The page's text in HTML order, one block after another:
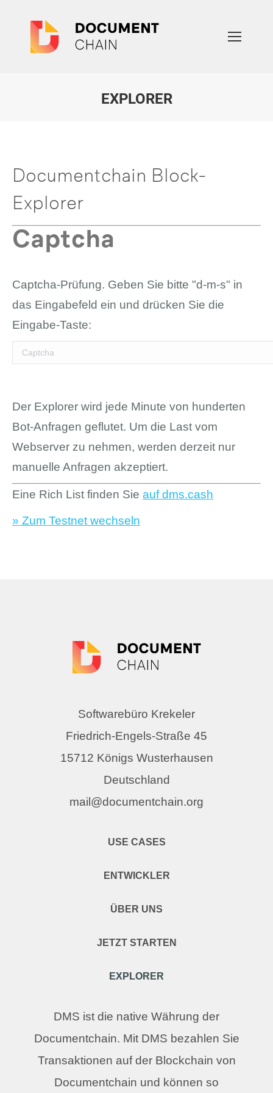
EXPLORER
Documentchain Block-
Explorer
Captcha
Captcha-Prüfung. Geben Sie bitte "d-m-s" in
das Eingabefeld ein und drücken Sie die
Eingabe-Taste:
Der Explorer wird jede Minute von hunderten
Bot-Anfragen geflutet. Um die Last vom
Webserver zu nehmen, werden derzeit nur
manuelle Anfragen akzeptiert.
Eine Rich List finden Sie auf dms.cash
» Zum Testnet wechseln
Softwarebüro Krekeler
Friedrich-Engels-Straße 45
15712 Königs Wusterhausen
Deutschland
mail@documentchain.org
USE CASES
ENTWICKLER
ÜBER UNS
JETZT STARTEN
EXPLORER
DMS ist die native Währung der
Documentchain. Mit DMS bezahlen Sie
Transaktionen auf der Blockchain von
Documentchain und können so